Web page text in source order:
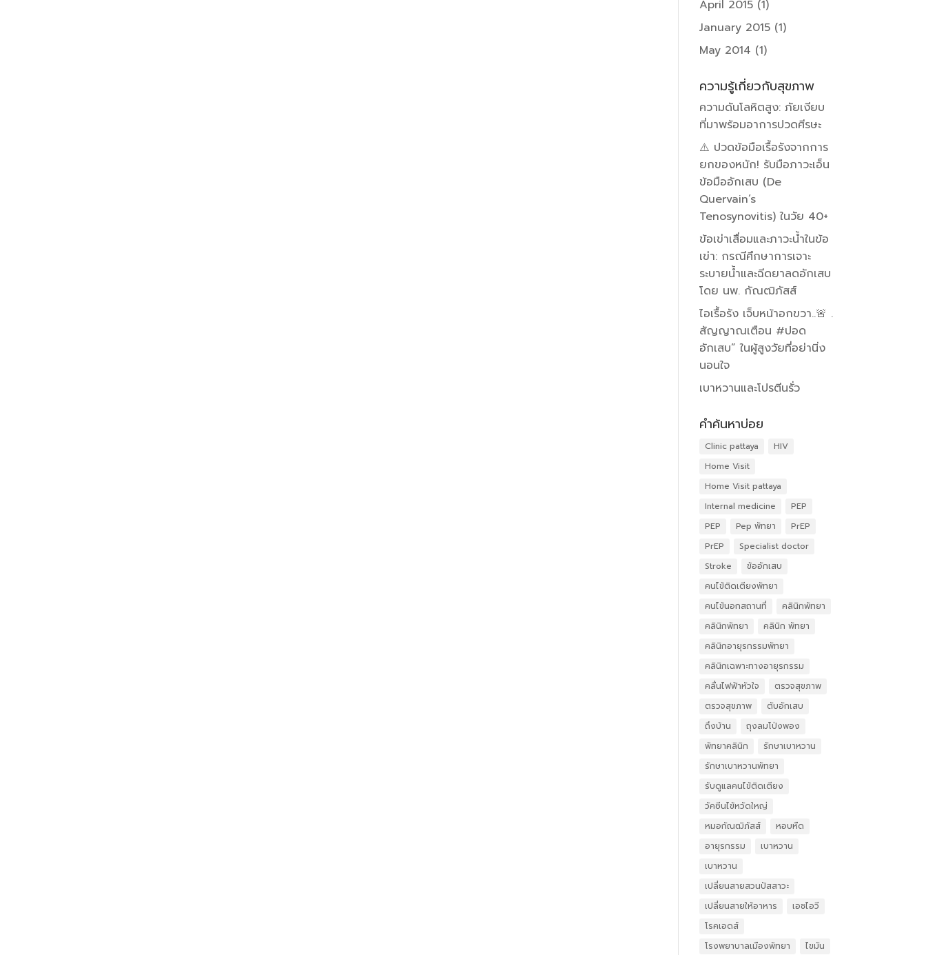
April 2015 (1)
January 2015 (1)
May 2014 (1)
ความรู้เกี่ยวกับสุขภาพ
ความดันโลหิตสูง: ภัยเงียบ
ที่มาพร้อมอาการปวดศีรษะ
⚠️ ปวดข้อมือเรื้อรังจากการ
ยกของหนัก! รับมือภาวะเอ็น
ข้อมืออักเสบ (De
Quervain’s
Tenosynovitis) ในวัย 40+
ข้อเข่าเสื่อมและภาวะน้ำในข้อ
เข่า: กรณีศึกษาการเจาะ
ระบายน้ำและฉีดยาลดอักเสบ
โดย นพ. กัณฒิภัสส์
ไอเรื้อรัง เจ็บหน้าอกขวา..🚨 .
สัญญาณเตือน #ปอด
อักเสบ” ในผู้สูงวัยที่อย่านิ่ง
นอนใจ
เบาหวานและโปรตีนรั่ว
คำค้นหาบ่อย
Clinic pattaya
HIV
Home Visit
Home Visit pattaya
Internal medicine
PEP
PEP
Pep พัทยา
PrEP
PrEP
Specialist doctor
Stroke
ข้ออักเสบ
คนไข้ติดเตียงพัทยา
คนไข้นอกสถานที่
คลินิกพัทยา
คลินิกพัทยา
คลินิก พัทยา
คลินิกอายุรกรรมพัทยา
คลินิกเฉพาะทางอายุรกรรม
คลื่นไฟฟ้าหัวใจ
ตรวจสุขภาพ
ตรวจสุขภาพ
ตับอักเสบ
ถึงบ้าน
ถุงลมโป่งพอง
พัทยาคลินิก
รักษาเบาหวาน
รักษาเบาหวานพัทยา
รับดูแลคนไข้ติดเตียง
วัคซีนไข้หวัดใหญ่
หมอกัณฒิภัสส์
หอบหืด
อายุรกรรม
เบาหวาน
เบาหวาน
เปลี่ยนสายสวนปัสสาวะ
เปลี่ยนสายให้อาหาร
เอชไอวี
โรคเอดส์
โรงพยาบาลเมืองพัทยา
ไขมัน